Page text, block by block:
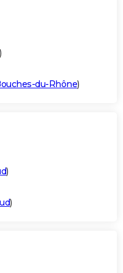
)
du-Rhône)
)
)